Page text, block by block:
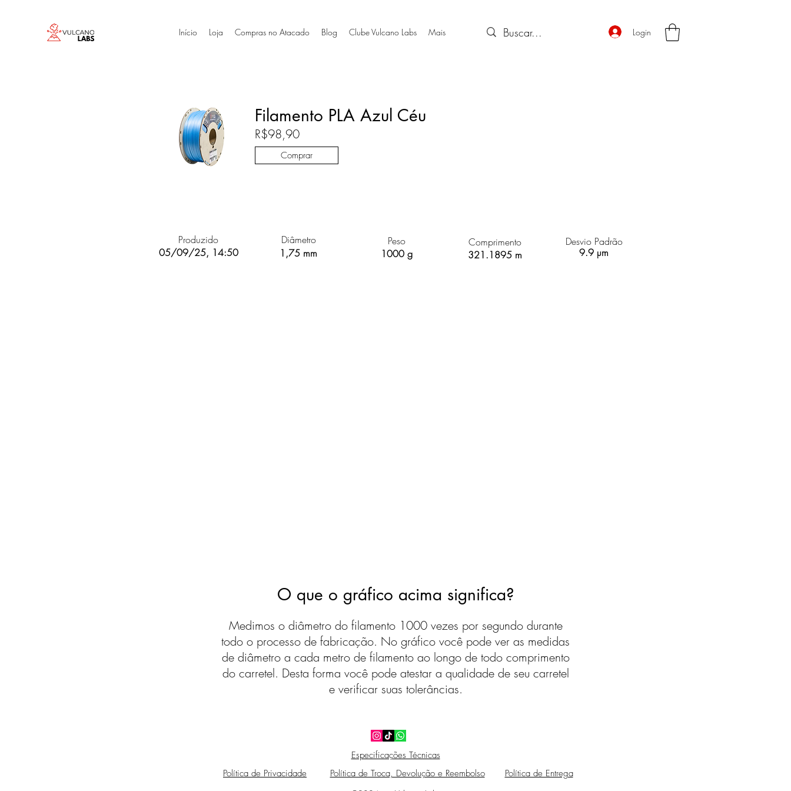
Início Loja Compras no Atacado Blog Clube Vulcano Labs Mais Login
Filamento PLA Azul Céu
R$98,90
Comprar
Produzido
05/09/25, 14:50
Diâmetro
1,75 mm
Peso
1000 g
Comprimento
321.1895 m
Desvio Padrão
9.9 µm
O que o gráfico acima significa?
Medimos o diâmetro do filamento 1000 vezes por segundo durante
todo o processo de fabricação. No gráfico você pode ver as medidas
de diâmetro a cada metro de filamento ao longo de todo comprimento
do carretel. Desta forma você pode atestar a qualidade de seu carretel
e verificar suas tolerâncias.
Especificações Técnicas
Política de Privacidade
Política de Troca, Devolução e Reembolso Política de Entrega